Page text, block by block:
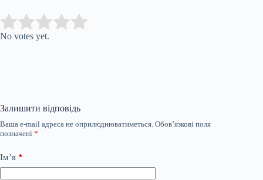
Rate this item:
No votes yet.
Залишити відповідь
Ваша e-mail адреса не оприлюднюватиметься. Обов’язкові поля
позначені *
Ім’я *